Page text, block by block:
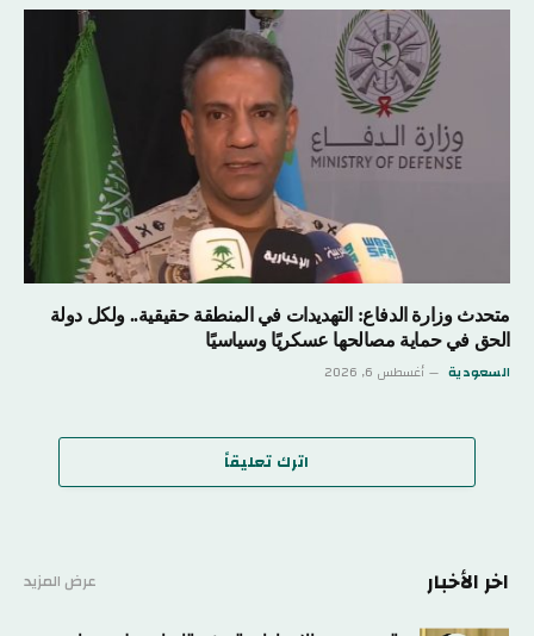
متحدث وزارة الدفاع: التهديدات في المنطقة حقيقية.. ولكل دولة
الحق في حماية مصالحها عسكريًا وسياسيًا
السعودية أغسطس 6, 2026
اترك تعليقاً
اخر الأخبار عرض المزيد